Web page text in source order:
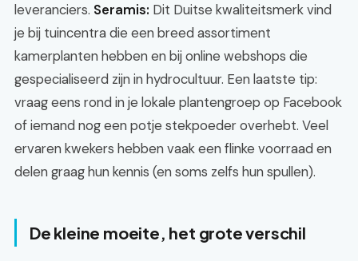
leveranciers. Seramis: Dit Duitse kwaliteitsmerk vind
je bij tuincentra die een breed assortiment
kamerplanten hebben en bij online webshops die
gespecialiseerd zijn in hydrocultuur. Een laatste tip:
vraag eens rond in je lokale plantengroep op Facebook
of iemand nog een potje stekpoeder overhebt. Veel
ervaren kwekers hebben vaak een flinke voorraad en
delen graag hun kennis (en soms zelfs hun spullen).
De kleine moeite, het grote verschil